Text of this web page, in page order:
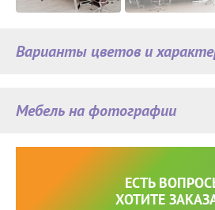
Мебель на фотографии
Варианты цветов и
ЕСТЬ
ХОТИТЕ